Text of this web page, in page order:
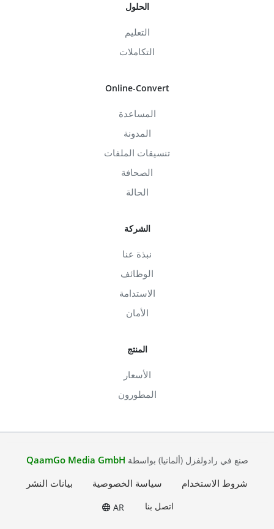
الحلول
التعليم
التكاملات
Online-Convert
المساعدة
المدونة
تنسيقات الملفات
الصحافة
الحالة
الشركة
نبذة عنا
الوظائف
الاستدامة
الأمان
المنتج
الأسعار
المطورون
صنع في رادولفزل (ألمانيا) بواسطة QaamGo Media GmbH
شروط الاستخدام
سياسة الخصوصية بيانات النشر
اتصل بنا AR